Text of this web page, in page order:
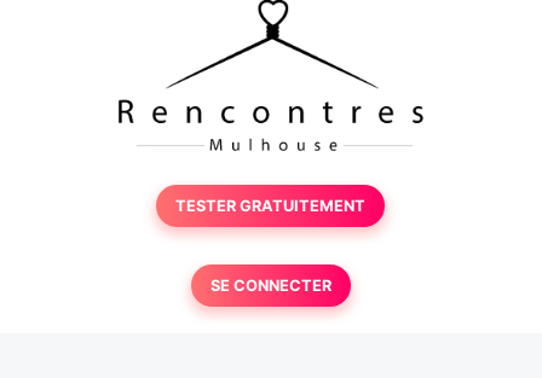
TESTER GRATUITEMENT
SE CONNECTER